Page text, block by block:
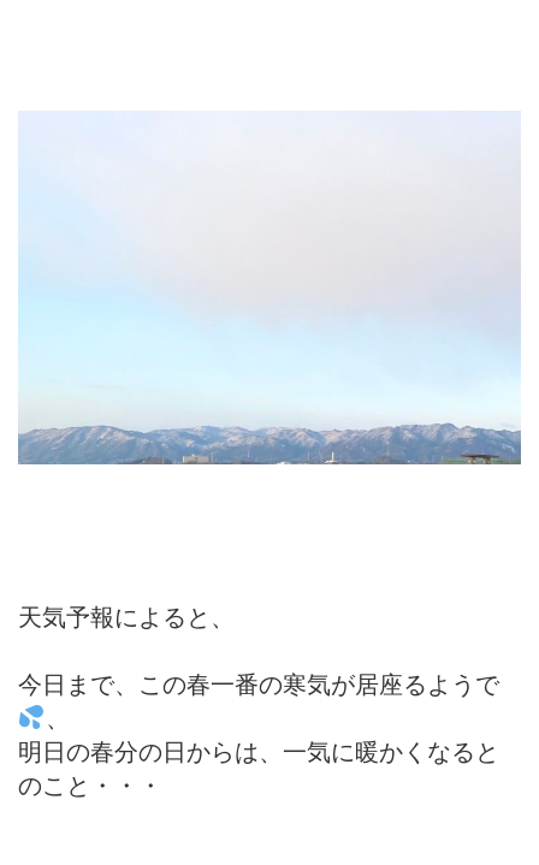
天気予報によると、
今日まで、この春一番の寒気が居座るようで
、
明日の春分の日からは、一気に暖かくなると
のこと・・・